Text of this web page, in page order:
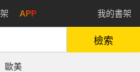
APP 我的書架
檢索
歐美